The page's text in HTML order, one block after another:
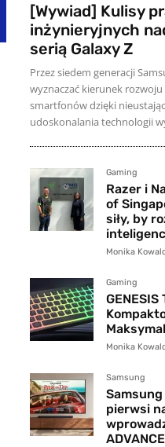
[Wywiad] Kulisy
inżynieryjnych
serią Galaxy Z
Przez siedem generacji
wyznaczać kierunek rozwoju
smartfonów dzięki
udoskonalania technologii
Gaming
Razer i
of
siły, by
Monika
Gaming
Monika
Samsung
pierwsi